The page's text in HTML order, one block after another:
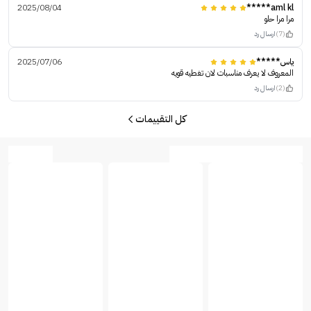
aml kl*****
2025/08/04
مرا مرا حلو
(7) ارسال رد
ياس*****
2025/07/06
المعروف لا يعرف مناسبات لان تغطيه قويه
(2) ارسال رد
كل التقييمات